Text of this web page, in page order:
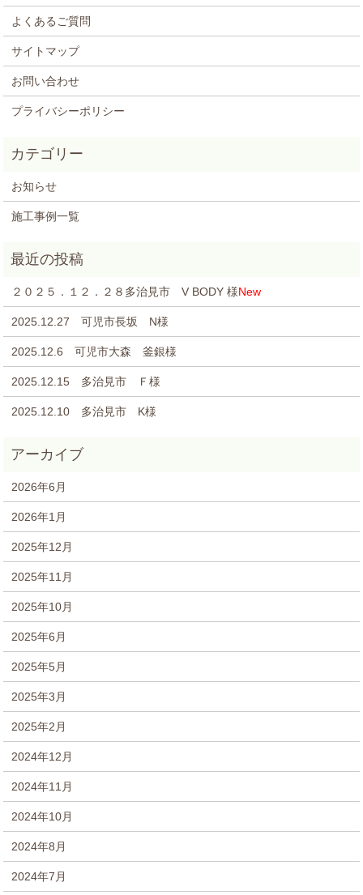
よくあるご質問
サイトマップ
お問い合わせ
プライバシーポリシー
お知らせ
施工事例一覧
２０２５．１２．２８多治見市 V BODY 様New
2025.12.27 可児市長坂 N様
2025.12.6 可児市大森 釜銀様
2025.12.15 多治見市 Ｆ様
2025.12.10 多治見市 K様
2026年6月
2026年1月
2025年12月
2025年11月
2025年10月
2025年6月
2025年5月
2025年3月
2025年2月
2024年12月
2024年11月
2024年10月
2024年8月
2024年7月